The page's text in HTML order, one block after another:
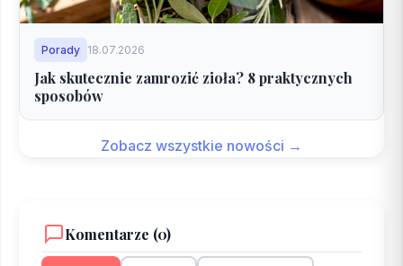
Porady 18.07.2026
Jak skutecznie zamrozić zioła? 8 praktycznych
sposobów
Zobacz wszystkie nowości →
Komentarze (0)